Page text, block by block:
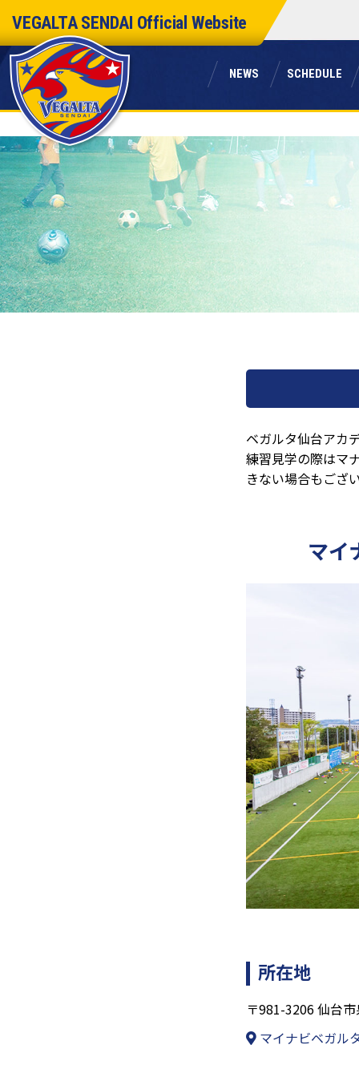
へ
ス
キ
プ
VEGALTA SENDAI Official Website
ニュース
NEWS スケジュール
SCHEDULE
ベガルタ仙台アカ
練習見学の際はマ
きない場合もござ
マイ
所在地
〒981-3206 仙台
マイナビベガル